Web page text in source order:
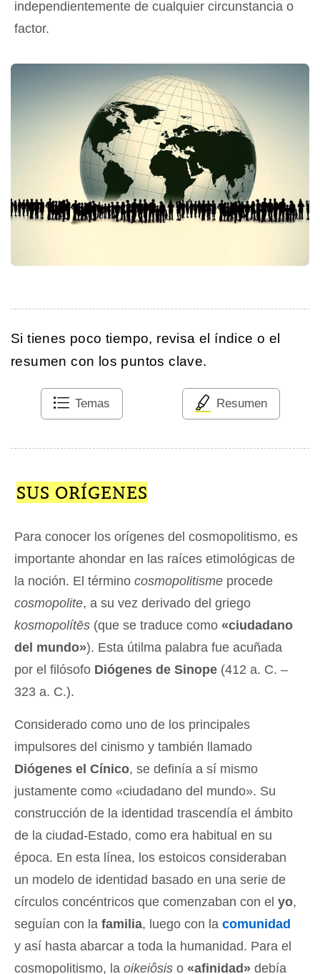
independientemente de cualquier circunstancia o
factor.
Si tienes poco tiempo, revisa el índice o el
resumen con los puntos clave.
Temas Resumen
SUS ORÍGENES
Para conocer los orígenes del cosmopolitismo, es
importante ahondar en las raíces etimológicas de
la noción. El término cosmopolitisme procede
cosmopolite, a su vez derivado del griego
kosmopolítēs (que se traduce como «ciudadano
del mundo»). Esta útilma palabra fue acuñada
por el filósofo Diógenes de Sinope (412 a. C. –
323 a. C.).
Considerado como uno de los principales
impulsores del cinismo y también llamado
Diógenes el Cínico, se definía a sí mismo
justamente como «ciudadano del mundo». Su
construcción de la identidad trascendía el ámbito
de la ciudad-Estado, como era habitual en su
época. En esta línea, los estoicos consideraban
un modelo de identidad basado en una serie de
círculos concéntricos que comenzaban con el yo,
seguían con la familia, luego con la comunidad
y así hasta abarcar a toda la humanidad. Para el
cosmopolitismo, la oikeiôsis o «afinidad» debía